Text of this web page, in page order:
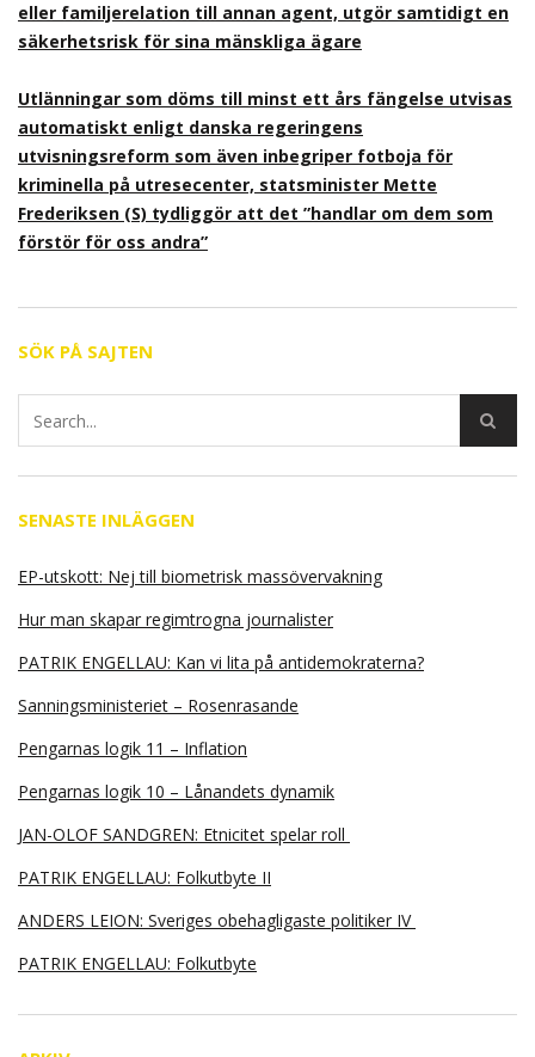
eller familjerelation till annan agent, utgör samtidigt en
säkerhetsrisk för sina mänskliga ägare
Utlänningar som döms till minst ett års fängelse utvisas
automatiskt enligt danska regeringens
utvisningsreform som även inbegriper fotboja för
kriminella på utresecenter, statsminister Mette
Frederiksen (S) tydliggör att det ”handlar om dem som
förstör för oss andra”
SÖK PÅ SAJTEN
SENASTE INLÄGGEN
EP-utskott: Nej till biometrisk massövervakning
Hur man skapar regimtrogna journalister
PATRIK ENGELLAU: Kan vi lita på antidemokraterna?
Sanningsministeriet – Rosenrasande
Pengarnas logik 11 – Inflation
Pengarnas logik 10 – Lånandets dynamik
JAN-OLOF SANDGREN: Etnicitet spelar roll
PATRIK ENGELLAU: Folkutbyte II
ANDERS LEION: Sveriges obehagligaste politiker IV
PATRIK ENGELLAU: Folkutbyte